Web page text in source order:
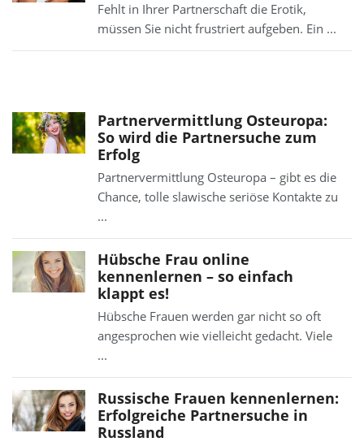
Fehlt in Ihrer Partnerschaft die Erotik,
müssen Sie nicht frustriert aufgeben. Ein ...
Partnervermittlung Osteuropa:
So wird die Partnersuche zum
Erfolg
Partnervermittlung Osteuropa – gibt es die
Chance, tolle slawische seriöse Kontakte zu
...
Hübsche Frau online
kennenlernen – so einfach
klappt es!
Hübsche Frauen werden gar nicht so oft
angesprochen wie vielleicht gedacht. Viele
...
Russische Frauen kennenlernen:
Erfolgreiche Partnersuche in
Russland